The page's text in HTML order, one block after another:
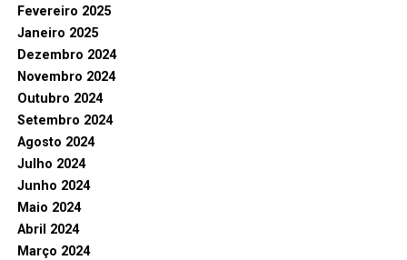
Fevereiro 2025
Janeiro 2025
Dezembro 2024
Novembro 2024
Outubro 2024
Setembro 2024
Agosto 2024
Julho 2024
Junho 2024
Maio 2024
Abril 2024
Março 2024